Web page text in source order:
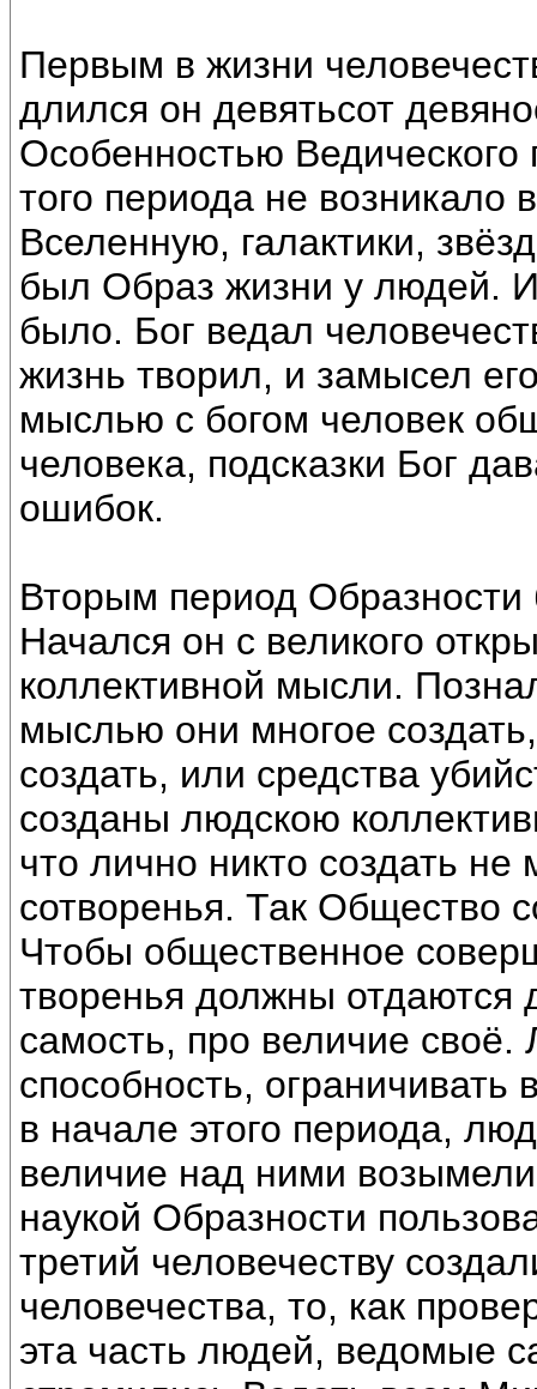
Первым в жизни
длился он девятьсот
Особенностью
того периода не возникало
Вселенную, галактики,
был Образ жизни у людей.
было. Бог ведал
жизнь творил, и замысел
мыслью с богом человек
человека, подсказки Бог
ошибок.
Вторым период Образности
Начался он с великого
коллективной мысли.
мыслью они многое
создать, или средства
созданы людскою
что лично никто создать
сотворенья. Так Общество
Чтобы общественное
творенья должны отдаются
самость, про величие
способность,
в начале этого периода,
величие над ними
наукой Образности
третий человечеству
человечества, то, как
эта часть людей, ведомые